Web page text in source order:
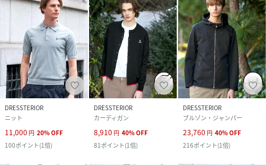
DRESSTERIOR
ニット
11,000 円 20%OFF
100ポイント(1倍)
DRESSTERIOR
カーディガン
8,910 円 40%OFF
81ポイント(1倍)
DRESSTERIOR
ブルゾン・ジャンパー
23,760 円 40%OFF
216ポイント(1倍)